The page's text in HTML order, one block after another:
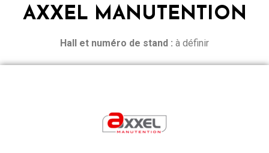
AXXEL MANUTENTION
Hall et numéro de stand : à définir